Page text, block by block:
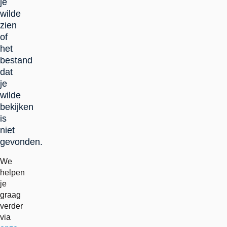
je
wilde
zien
of
het
bestand
dat
je
wilde
bekijken
is
niet
gevonden.
We
helpen
je
graag
verder
via